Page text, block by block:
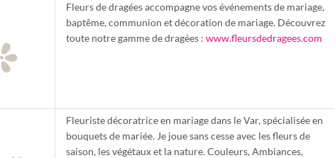
Fleurs de dragées accompagne vos événements de mariage,
baptême, communion et décoration de mariage. Découvrez
toute notre gamme de dragées : www.fleursdedragees.com
Fleuriste décoratrice en mariage dans le Var, spécialisée en
bouquets de mariée. Je joue sans cesse avec les fleurs de
saison, les végétaux et la nature. Couleurs, Ambiances,